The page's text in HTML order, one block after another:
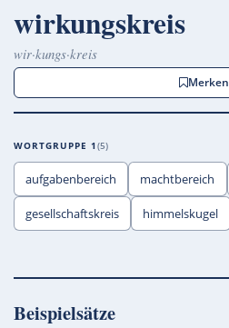
wirkungskreis
wir·kungs·kreis
Merken
WORTGRUPPE 1 5
aufgabenbereich machtbereich
gesellschaftskreis himmelskugel
Beispielsätze